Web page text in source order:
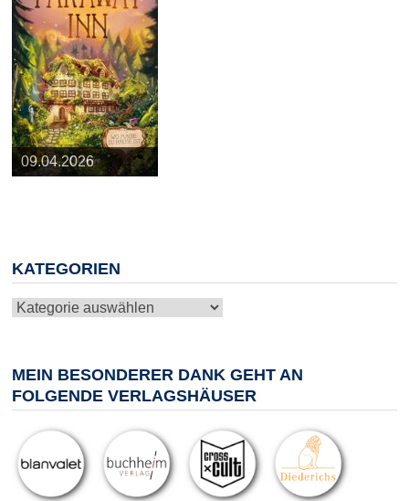
25.03.2026
09.04.2026
20.05.2026
10.06.2026
13.08.2026
KATEGORIEN
Kategorien
MEIN BESONDERER DANK GEHT AN
FOLGENDE VERLAGSHÄUSER